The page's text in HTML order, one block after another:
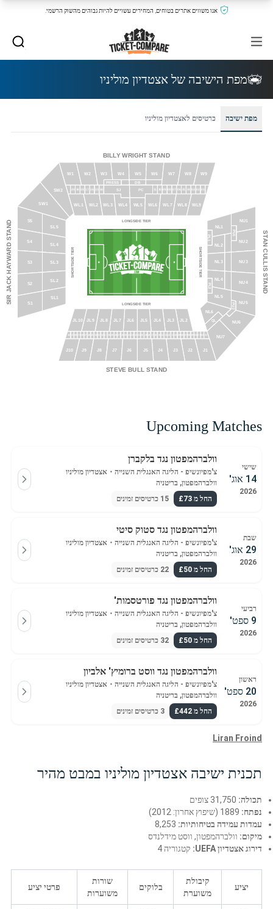
אנו משווים אתרים בטוחים, המחירים עשויים להיות גבוהים מהשוק הרשמי.
מפת הישיבה של אצטדיון מוליניו
מפת ישיבה כרטיסים לאצטדיון מוליניו
BILLY WRIGHT STAND
STEVE BULL STAND
SIR JACK HAYWARD STAND STAN CULLIS STAND
SHORTSIDE TIER SHORTSIDE TIER
LONGSIDE TIER
LONGSIDE TIER
W1 W2 W3 W4 W5 W6 W7 W8 W9
WL1 WL2 WL3 WL4 WL5 WL6 WL7 WL8 WL9
PRESS DB
PC
SJ 01
02
03
04
05
06
07
08
09
10
11
14
15
16
17
18
19
20
SW1
SW2
S1
S2
S3
S4
S5
SL1
SL2
SL3
SL4
SL5
J1
J2
J3
J4
J5
J6
J7
J8
J9
J10
JL2
JL3
JL4
JL5
JL6
JL7
JL8
JL9
JL10
02 01
21
42
NU1
NU2
NU3
NU4
NU5
NU6
NU7
NL1
NL2
NL3
NL4
NL5
NL6
PL1
PL2
PU1
PU2
QL
Upcoming Matches
שישי
14 אוג'
2026
וולברהמפטון נגד בלקברן
צ'מפיונשיפ - הליגה האנגלית השנייה ・ אצטדיון מוליניו
וולברהמפטון, בריטניה
החל מ £73
15 כרטיסים זמינים
שבת
29 אוג'
2026
וולברהמפטון נגד סטוק סיטי
צ'מפיונשיפ - הליגה האנגלית השנייה ・ אצטדיון מוליניו
וולברהמפטון, בריטניה
החל מ £50
22 כרטיסים זמינים
רביעי
9 ספט'
2026
וולברהמפטון נגד פורטסמות'
צ'מפיונשיפ - הליגה האנגלית השנייה ・ אצטדיון מוליניו
וולברהמפטון, בריטניה
החל מ £50
32 כרטיסים זמינים
ראשון
20 ספט'
2026
וולברהמפטון נגד ווסט ברומיץ' אלביון
צ'מפיונשיפ - הליגה האנגלית השנייה ・ אצטדיון מוליניו
וולברהמפטון, בריטניה
החל מ £442
3 כרטיסים זמינים
Liran Froind
תכנית ישיבה אצטדיון מוליניו במבט מהיר
תכולה:
נפתח:
עמדות עמידה בטיחותיות:
מיקום: וולברהמפטון, ווסט מידלנדס
דירוג אצטדיון UEFA:
קטגוריה 4
יציע
קיבולת
משוערת
בלוקים
שורות
משוערות
פרטי יציע